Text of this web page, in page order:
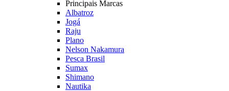
Principais Marcas
Albatroz
Jogá
Raju
Plano
Nelson Nakamura
Pesca Brasil
Sumax
Shimano
Nautika